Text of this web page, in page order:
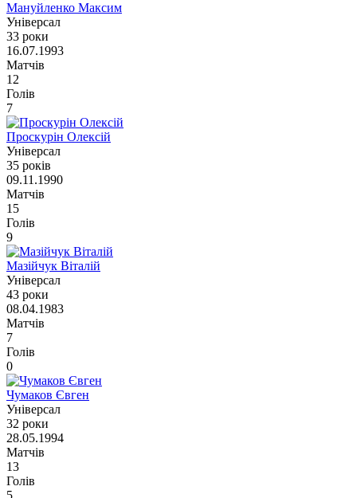
Мануйленко Максим
Універсал
33 роки
16.07.1993
Матчів
12
Голів
7
Проскурін Олексій
Універсал
35 років
09.11.1990
Матчів
15
Голів
9
Мазійчук Віталій
Універсал
43 роки
08.04.1983
Матчів
7
Голів
0
Чумаков Євген
Універсал
32 роки
28.05.1994
Матчів
13
Голів
5